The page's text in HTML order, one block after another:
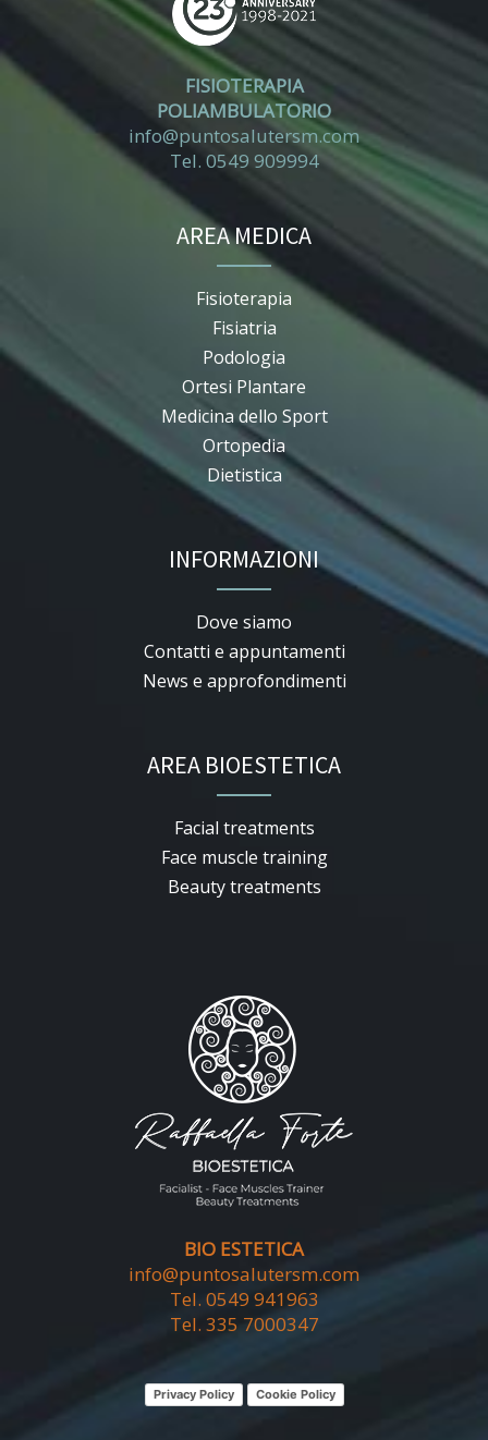
FISIOTERAPIA
POLIAMBULATORIO
info@puntosalutersm.com
Tel. 0549 909994
AREA MEDICA
Fisioterapia
Fisiatria
Podologia
Ortesi Plantare
Medicina dello Sport
Ortopedia
Dietistica
INFORMAZIONI
Dove siamo
Contatti e appuntamenti
News e approfondimenti
AREA BIOESTETICA
Facial treatments
Face muscle training
Beauty treatments
BIO ESTETICA
info@puntosalutersm.com
Tel. 0549 941963
Tel. 335 7000347
Privacy Policy Cookie Policy